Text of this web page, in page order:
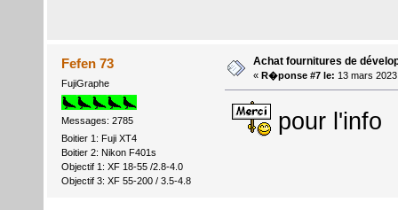
Fefen 73
FujiGraphe
Messages: 2785
Boitier 1: Fuji XT4
Boitier 2: Nikon F401s
Objectif 1: XF 18-55 /2.8-4.0
Objectif 3: XF 55-200 / 3.5-4.8
Achat fournitures de
« R�ponse #7 le: 13 mars
pour l'info